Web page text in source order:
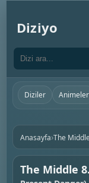
Diziyo
Diziler Animeler
Anasayfa›The
The Middle